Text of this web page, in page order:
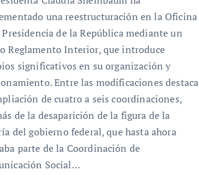
una reestructuración en la Oficina
Presidencia de la República mediante un
Reglamento Interior, que introduce
significativos en su organización y
Entre las modificaciones destaca
de cuatro a seis coordinaciones,
de la desaparición de la figura de la
del gobierno federal, que hasta ahora
parte de la Coordinación de
Social…